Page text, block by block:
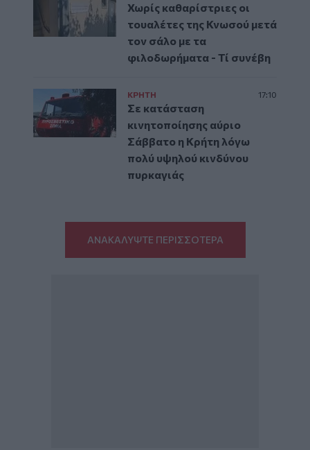
Χωρίς καθαρίστριες οι
τουαλέτες της Κνωσού μετά
τον σάλο με τα
φιλοδωρήματα - Τί συνέβη
ΚΡΗΤΗ 17:10
Σε κατάσταση
κινητοποίησης αύριο
Σάββατο η Κρήτη λόγω
πολύ υψηλού κινδύνου
πυρκαγιάς
ΑΝΑΚΑΛΥΨΤΕ ΠΕΡΙΣΣΟΤΕΡΑ